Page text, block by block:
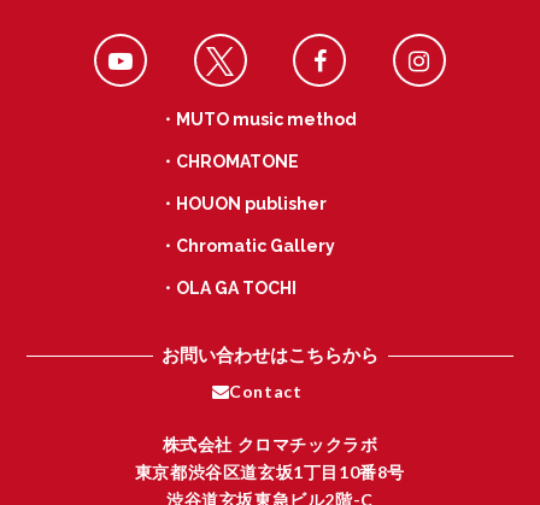
・MUTO music method
・CHROMATONE
・HOUON publisher
・Chromatic Gallery
・OLA GA TOCHI
お問い合わせはこちらから
Contact
株式会社 クロマチックラボ
東京都渋谷区道玄坂1丁目10番8号
渋谷道玄坂東急ビル2階-C